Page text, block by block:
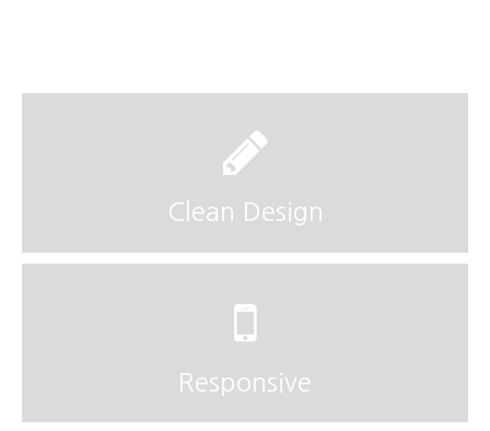
Clean Design
Responsive